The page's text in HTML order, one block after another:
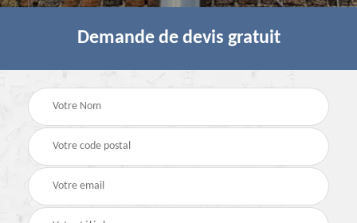
Demande de devis gratuit